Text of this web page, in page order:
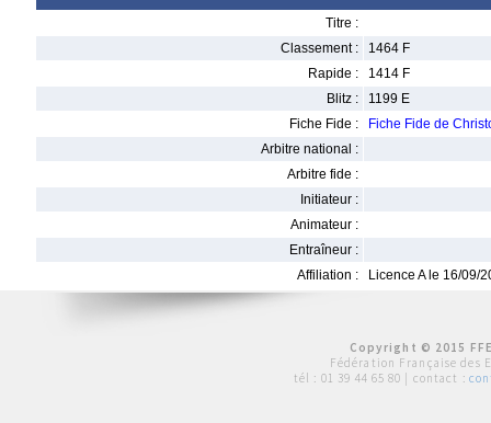
Titre :
Classement :
1464 F
Rapide :
1414 F
Blitz :
1199 E
Fiche Fide :
Fiche Fide de
Arbitre national :
Arbitre fide :
Initiateur :
Animateur :
Entraîneur :
Affiliation :
Licence A le 16/09/
Copyright © 2015
Fédération Française des
tél : 01 39 44 65 80 | contact :